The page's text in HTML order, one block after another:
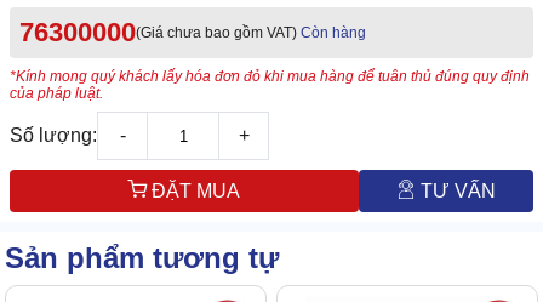
76300000(Giá chưa bao gồm VAT) Còn hàng
*Kính mong quý khách lấy hóa đơn đỏ khi mua hàng để tuân thủ đúng quy định
của pháp luật.
Số lượng: - +
ĐẶT MUA TƯ VẤN
Sản phẩm tương tự